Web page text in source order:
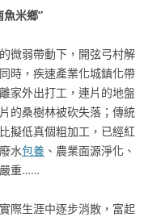
米鄉”
微弱帶動下，開弦弓村解
時，疾速產業化城鎮化帶
家外出打工，連片的地盤
的桑樹林被砍失落；傳統
擬低真個粗加工，已經紅
水包養 、農業面源淨化、
重……
際生涯中逐步消散，富起